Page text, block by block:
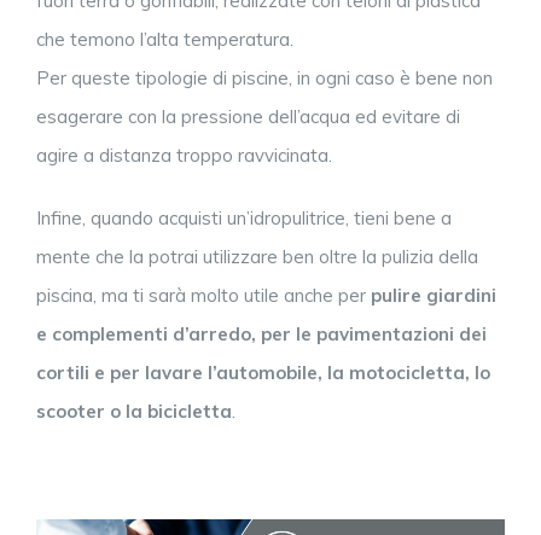
che temono l’alta temperatura.
Per queste tipologie di piscine, in ogni caso è bene non
esagerare con la pressione dell’acqua ed evitare di
agire a distanza troppo ravvicinata.
Infine, quando acquisti un’idropulitrice, tieni bene a
mente che la potrai utilizzare ben oltre la pulizia della
piscina, ma ti sarà molto utile anche per pulire giardini
e complementi d’arredo, per le pavimentazioni dei
cortili e per lavare l’automobile, la motocicletta, lo
scooter o la bicicletta.